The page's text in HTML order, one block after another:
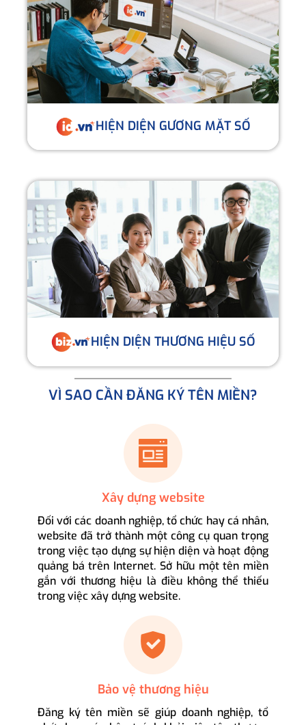
HIỆN DIỆN GƯƠNG MẶT SỐ
HIỆN DIỆN THƯƠNG HIỆU SỐ
VÌ SAO CẦN ĐĂNG KÝ TÊN MIỀN?
Xây dựng website
Đối với các doanh nghiệp, tổ chức hay cá nhân,
website đã trở thành một công cụ quan trọng
trong việc tạo dựng sự hiện diện và hoạt động
quảng bá trên Internet. Sở hữu một tên miền
gắn với thương hiệu là điều không thể thiếu
trong việc xây dựng website.
Bảo vệ thương hiệu
Đăng ký tên miền sẽ giúp doanh nghiệp, tổ